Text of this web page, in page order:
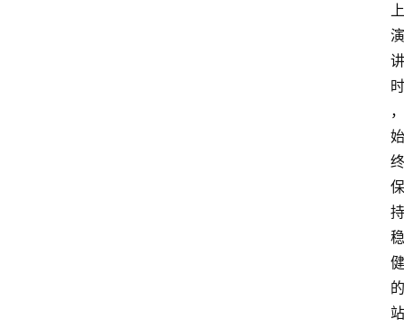
上
演
讲
时
，
始
终
保
持
稳
健
的
站